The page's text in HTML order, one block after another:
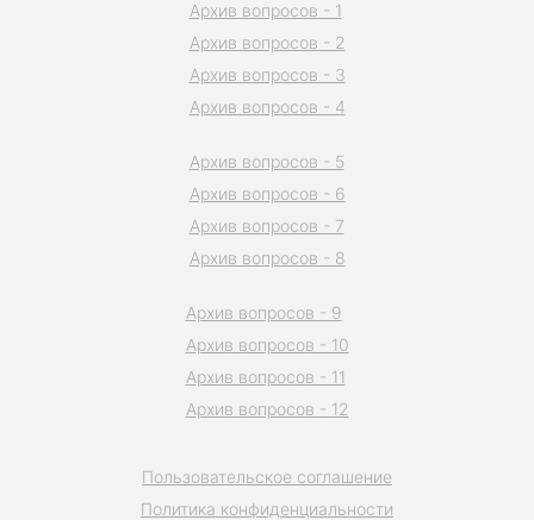
Пользовательское соглашение
Политика конфиденциальности
Архив вопросов - 1
Архив вопросов - 2
Архив вопросов - 3
Архив вопросов - 4
Архив вопросов - 5
Архив вопросов - 6
Архив вопросов - 7
Архив вопросов - 8
Архив вопросов - 9
Архив вопросов - 10
Архив вопросов - 11
Архив вопросов - 12